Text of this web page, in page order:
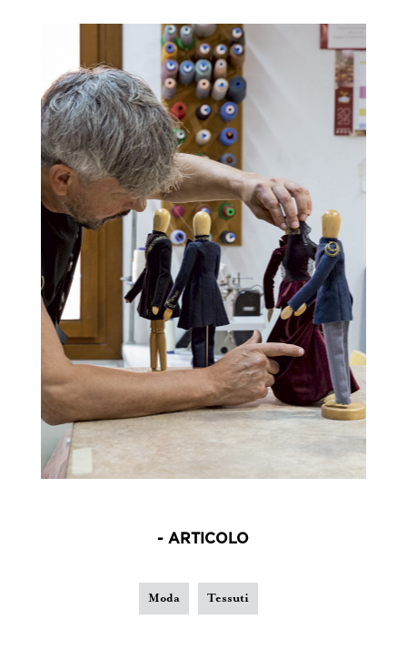
Contatti
- ARTICOLO
Moda Tessuti